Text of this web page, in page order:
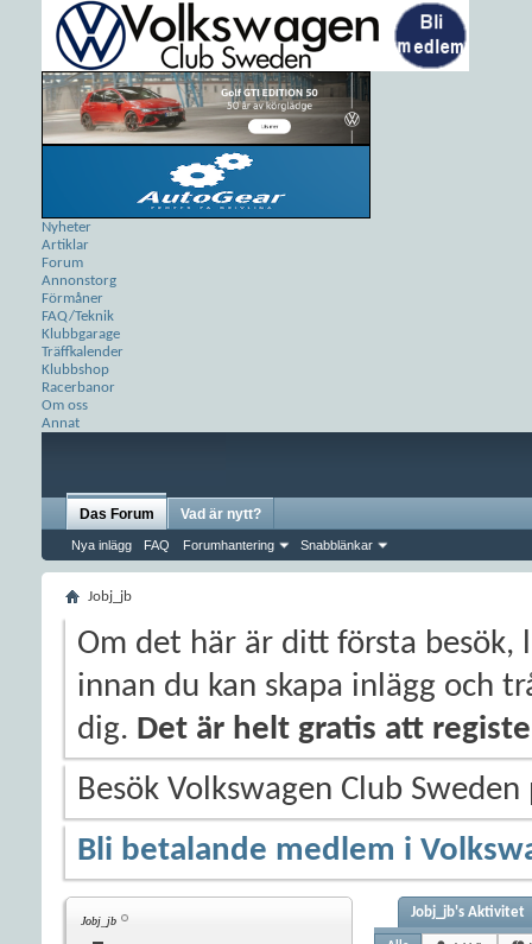
Nyheter
Artiklar
Forum
Annonstorg
Förmåner
FAQ/Teknik
Klubbgarage
Träffkalender
Klubbshop
Racerbanor
Om oss
Annat
Das Forum
Nya inlägg FAQ Forumhantering Snabblänkar
Vad är nytt?
Jobj_jb
Om det här är ditt första besök,
innan du kan skapa inlägg och
dig. Det är helt gratis att
Besök Volkswagen Club
Bli betalande medlem i
Jobj_jb
Jobj_jb's Aktivitet